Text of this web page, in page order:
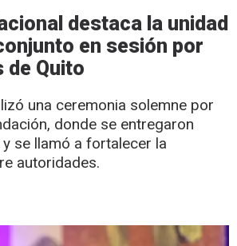
destaca la unidad
en sesión por
de Quito
una ceremonia solemne por
donde se entregaron
se llamó a fortalecer la
autoridades.